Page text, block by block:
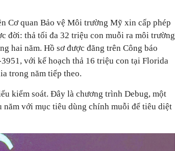
Cơ quan Bảo vệ Môi trường Mỹ xin cấp phép
đời: thả tối đa 32 triệu con muỗi ra môi trường
hai năm. Hồ sơ được đăng trên Công báo
với kế hoạch thả 16 triệu con tại Florida
trong năm tiếp theo.
kiểm soát. Đây là chương trình Debug, một
năm với mục tiêu dùng chính muỗi để tiêu diệt